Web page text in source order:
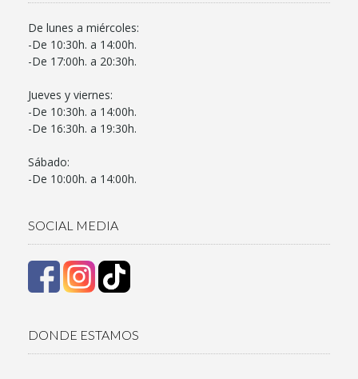
De lunes a miércoles:
-De 10:30h. a 14:00h.
-De 17:00h. a 20:30h.
Jueves y viernes:
-De 10:30h. a 14:00h.
-De 16:30h. a 19:30h.
Sábado:
-De 10:00h. a 14:00h.
SOCIAL MEDIA
DONDE ESTAMOS